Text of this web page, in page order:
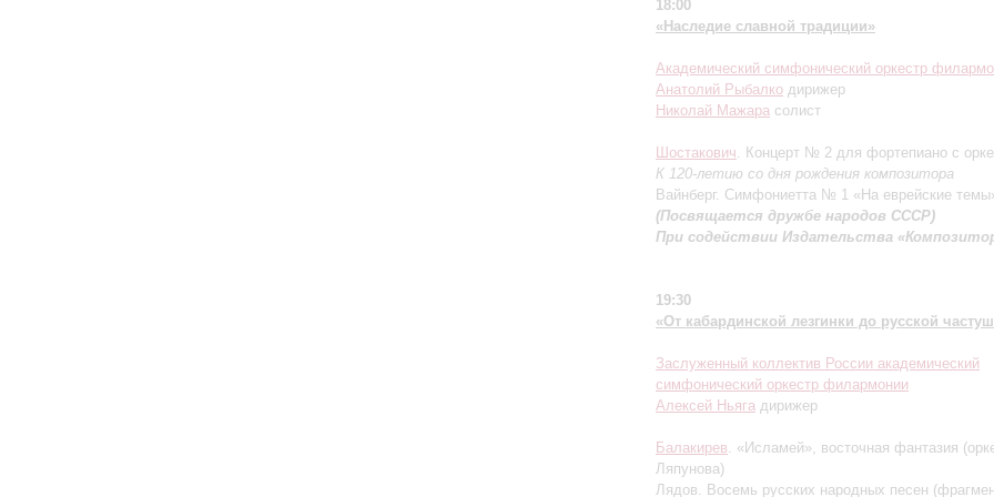
18:00
«Наследие славной традиции»
Академический симфонический оркестр
Анатолий Рыбалко дирижер
Николай Мажара солист
Шостакович. Концерт № 2 для фортепиано с
К 120-летию со дня рождения композитора
Вайнберг. Симфониетта № 1 «На еврейские
(Посвящается дружбе народов СССР)
При содействии Издательства
19:30
«От кабардинской лезгинки до русской
Заслуженный коллектив России академический
симфонический оркестр филармонии
Алексей Ньяга дирижер
Балакирев. «Исламей», восточная фантазия
Ляпунова)
Лядов. Восемь русских народных песен